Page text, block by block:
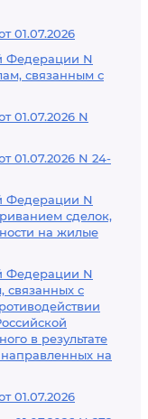
01.07.2026
Федерации N
связанным с
01.07.2026 N
01.07.2026 N 24-
Федерации N
сделок,
на жилые
Федерации N
связанных с
в результате
на
01.07.2026